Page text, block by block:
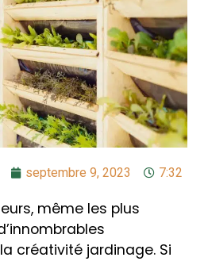
septembre 9, 2023 7:32
même les plus
créativité jardinage. Si